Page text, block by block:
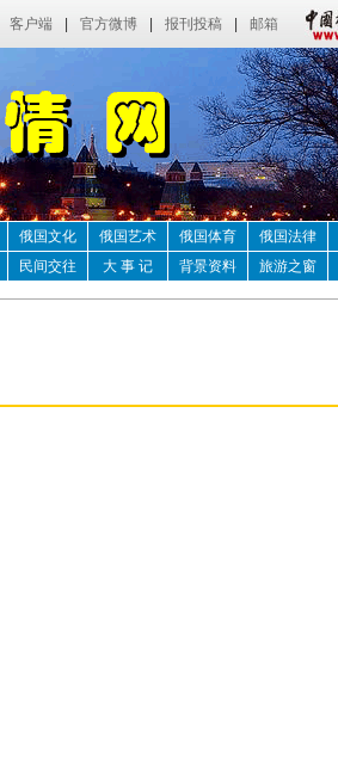
客户端 官方微博 报刊投稿 邮箱
俄国文化 俄国艺术 俄国体育 俄国法律
民间交往 大 事 记 背景资料 旅游之窗